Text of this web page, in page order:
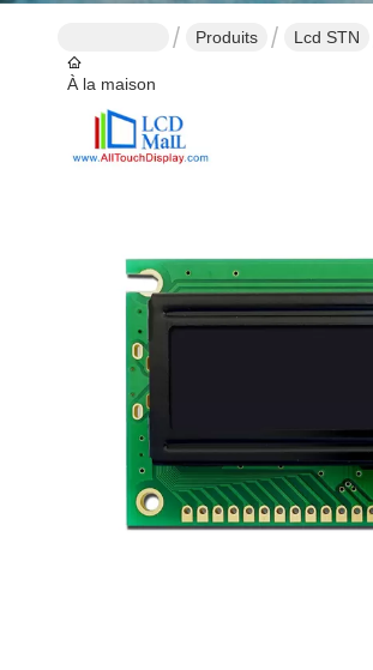
À la maison
Produits Lcd STN